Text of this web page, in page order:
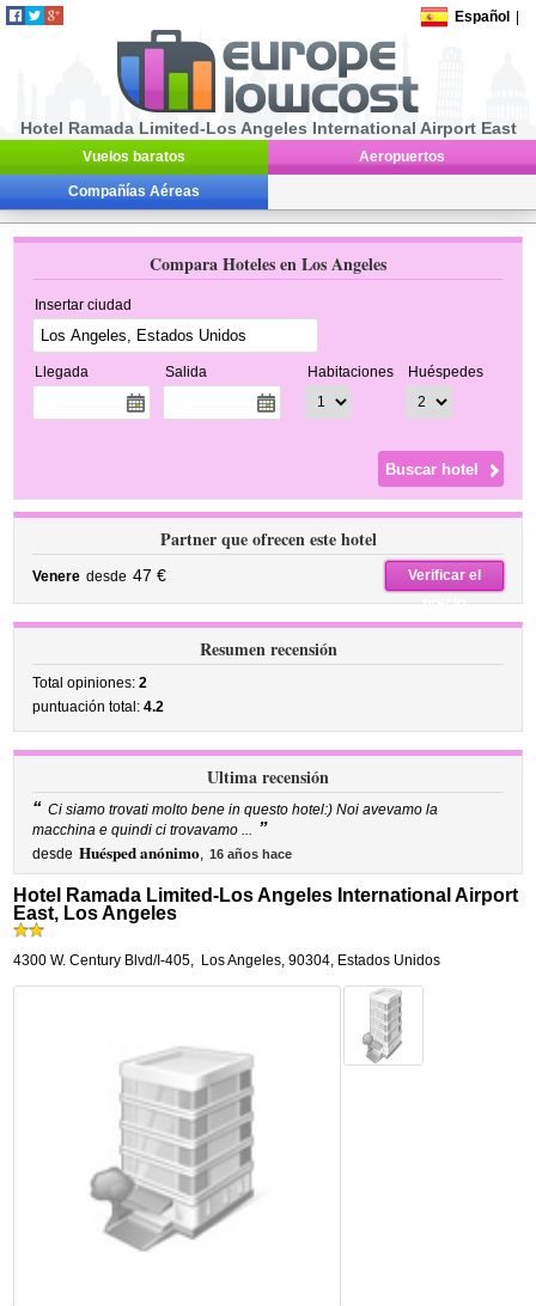
Español
Hotel Ramada Limited-Los Angeles International Airport East
Vuelos baratos Aeropuertos
Compañías Aéreas
Compara Hoteles en Los Angeles
Insertar ciudad
Llegada Salida Habitaciones Huéspedes
Partner que ofrecen este hotel
Venere desde 47 €
Verificar el
precio
Resumen recensión
Total opiniones:2
puntuación total:4.2
Ultima recensión
“ Ci siamo trovati molto bene in questo hotel:) Noi avevamo la
macchina e quindi ci trovavamo ... ”
desde Huésped anónimo, 16 años hace
Hotel Ramada Limited-Los Angeles International Airport
East, Los Angeles
4300 W. Century Blvd/I-405, Los Angeles,90304, Estados Unidos